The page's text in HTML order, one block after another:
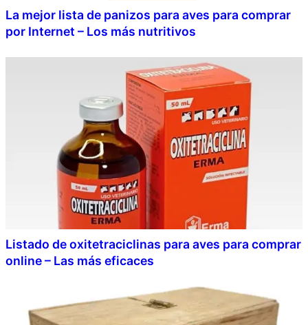
La mejor lista de panizos para aves para comprar
por Internet – Los más nutritivos
Listado de oxitetraciclinas para aves para comprar
online – Las más eficaces